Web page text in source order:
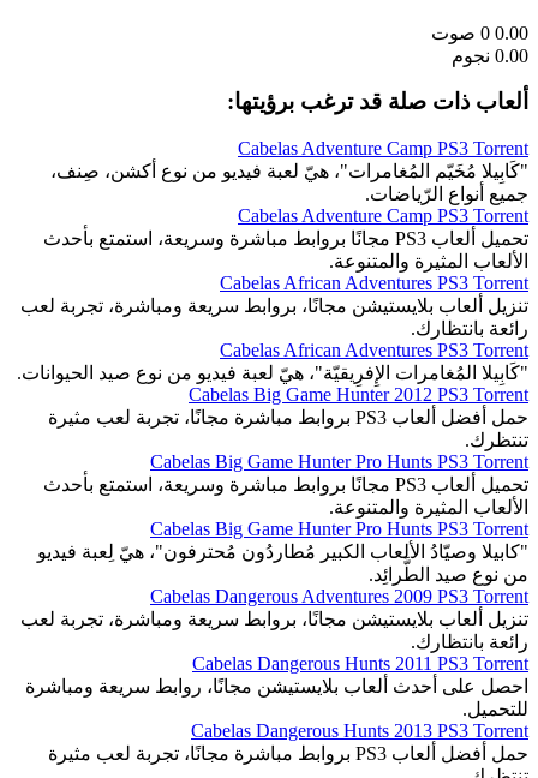
0.00
0 صوت
0.00 نجوم
ألعاب ذات صلة قد ترغب برؤيتها:
Cabelas Adventure Camp PS3 Torrent
"كَابِيلا مُخَيّم المُغامرات"، هيّ لعبة فيديو من نوع أكشن، صِنف،
جميع أنواع الرّياضات.
Cabelas Adventure Camp PS3 Torrent
تحميل ألعاب PS3 مجانًا بروابط مباشرة وسريعة، استمتع بأحدث
الألعاب المثيرة والمتنوعة.
Cabelas African Adventures PS3 Torrent
تنزيل ألعاب بلايستيشن مجانًا، بروابط سريعة ومباشرة، تجربة لعب
رائعة بانتظارك.
Cabelas African Adventures PS3 Torrent
"كَابِيلا المُغامرات الإِفرِيقيّة"، هيّ لعبة فيديو من نوع صيد الحيوانات.
Cabelas Big Game Hunter 2012 PS3 Torrent
حمل أفضل ألعاب PS3 بروابط مباشرة مجانًا، تجربة لعب مثيرة
تنتظرك.
Cabelas Big Game Hunter Pro Hunts PS3 Torrent
تحميل ألعاب PS3 مجانًا بروابط مباشرة وسريعة، استمتع بأحدث
الألعاب المثيرة والمتنوعة.
Cabelas Big Game Hunter Pro Hunts PS3 Torrent
"كابيلا وصيّادُ الألعاب الكبير مُطاردُون مُحترفون"، هيّ لِعبة فيديو
من نوع صيد الطَّرائِد.
Cabelas Dangerous Adventures 2009 PS3 Torrent
تنزيل ألعاب بلايستيشن مجانًا، بروابط سريعة ومباشرة، تجربة لعب
رائعة بانتظارك.
Cabelas Dangerous Hunts 2011 PS3 Torrent
احصل على أحدث ألعاب بلايستيشن مجانًا، روابط سريعة ومباشرة
للتحميل.
Cabelas Dangerous Hunts 2013 PS3 Torrent
حمل أفضل ألعاب PS3 بروابط مباشرة مجانًا، تجربة لعب مثيرة